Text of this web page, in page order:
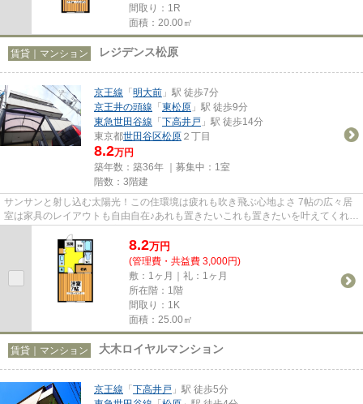
間取り：1R
面積：20.00㎡
賃貸｜マンション レジデンス松原
京王線 「明大前 」駅 徒歩7分
京王井の頭線 「東松原 」駅 徒歩9分
東急世田谷線 「下高井戸 」駅 徒歩14分
東京都世田谷区松原 ２丁目
8.2万円
築年数：築36年 ｜募集中： 1室
階数：3階建
サンサンと射し込む太陽光！この住環境は疲れも吹き飛ぶ心地よさ 7帖の広々居
室は家具のレイアウトも自由自在♪あれも置きたいこれも置きたいを叶えてくれま
す☆また、多路線使える立地...
8.2万円
(管理費・共益費 3,000円)
敷：1ヶ月｜礼：1ヶ月
所在階：1階
間取り：1K
面積：25.00㎡
賃貸｜マンション 大木ロイヤルマンション
京王線 「下高井戸 」駅 徒歩5分